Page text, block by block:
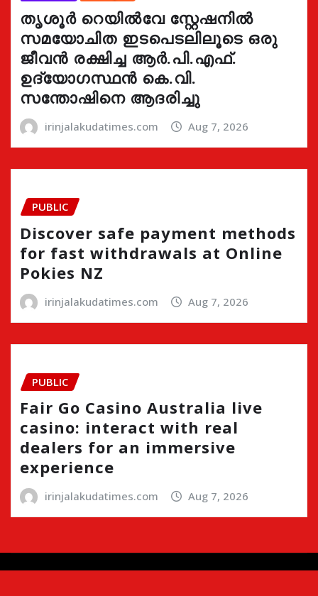
തൃശൂർ റെയിൽവേ സ്റ്റേഷനിൽ
സമയോചിത ഇടപെടലിലൂടെ ഒരു
ജീവൻ രക്ഷിച്ച ആർ.പി.എഫ്.
ഉദ്യോഗസ്ഥൻ കെ.വി.
സന്തോഷിനെ ആദരിച്ചു
irinjalakudatimes.com Aug 7, 2026
PUBLIC
Discover safe payment methods
for fast withdrawals at Online
Pokies NZ
irinjalakudatimes.com Aug 7, 2026
PUBLIC
Fair Go Casino Australia live
casino: interact with real
dealers for an immersive
experience
irinjalakudatimes.com Aug 7, 2026